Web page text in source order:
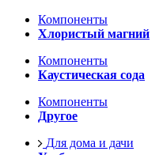
Компоненты
Хлористый магний
Компоненты
Каустическая сода
Компоненты
Другое
Для дома и дачи